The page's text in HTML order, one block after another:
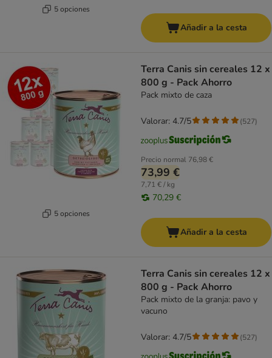
5 opciones
Añadir a la cesta
5 opciones
Terra Canis sin cereales 12 x
800 g - Pack Ahorro
Pack mixto de caza
Precio normal 76,98 €
73,99 €
7,71 € / kg
70,29 €
Valorar: 4.7/5 (527)
Añadir a la cesta
Terra Canis sin cereales 12 x
800 g - Pack Ahorro
Pack mixto de la granja: pavo y
vacuno
Valorar: 4.7/5 (527)